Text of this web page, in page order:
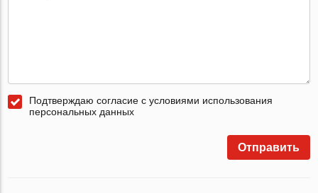
Подтверждаю согласие с условиями использования
персональных данных
Отправить